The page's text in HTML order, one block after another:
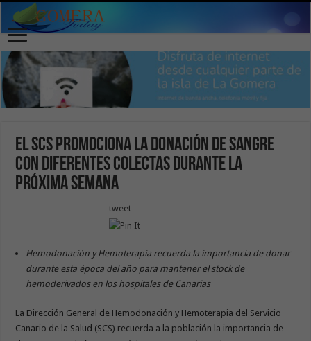
El SCS promociona la donación de sangre
con diferentes colectas durante la
próxima semana
tweet
Hemodonación y Hemoterapia recuerda la importancia de donar
durante esta época del año para mantener el stock de
hemoderivados en los hospitales de Canarias
La Dirección General de Hemodonación y Hemoterapia del Servicio
Canario de la Salud (SCS) recuerda a la población la importancia de